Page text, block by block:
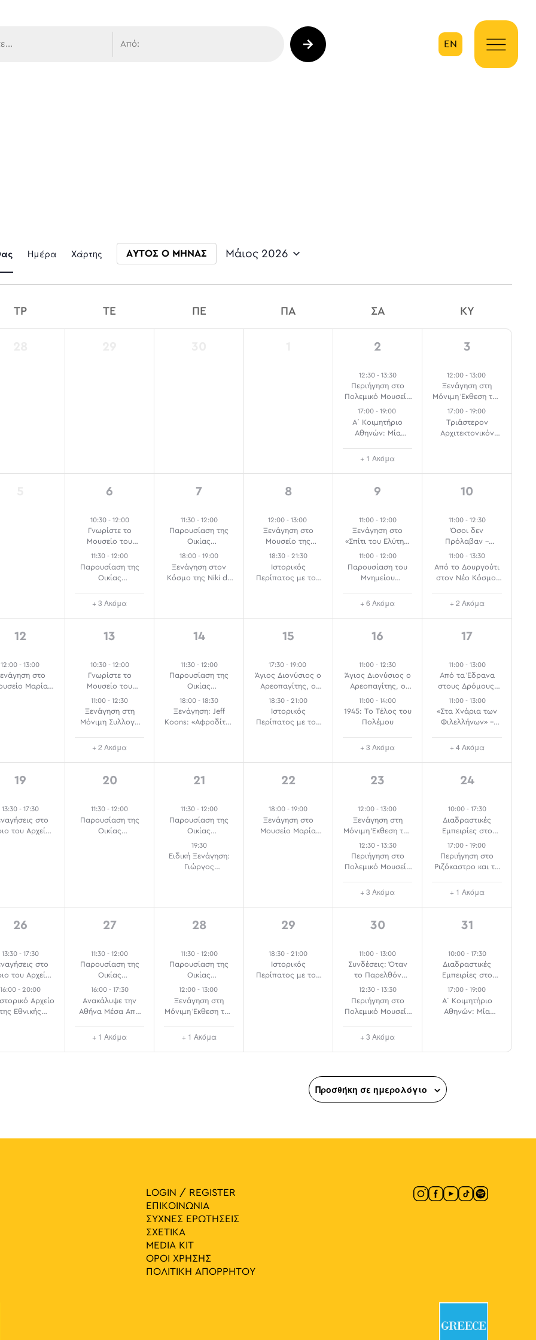
EN
Event
Views
Ημέρα Χάρτης ΑΥΤΟΣ Ο ΜΗΝΑΣ Μάιος 2026
ΤΡ ΤΕ ΠΕ ΠΑ ΣΑ ΚΥ
3
2
12:30 - 13:30
Περιήγηση στο
Πολεμικό Μουσείο
για Παιδιά
17:00-19:00
Α΄ Κοιμητήριο
Αθηνών: Μία
Γλυπτοθήκη 1
+ 1 Ακόμα
2
3
12:00-13:00
Ξενάγηση στη
Μόνιμη Έκθεση του
ΕΙΜ
17:00 - 19:00
Τριάστερον
Αρχιτεκτονικόν
Αθηνών
5
6
10:30 - 12:00
Γνωρίστε το
Μουσείο του
Εθνικού
Τυπογραφείου
(ΜΕΤ)
11:30-12:00
Παρουσίαση της
Οικίας
+ 3 Ακόμα
2
7
11:30 - 12:00
Παρουσίαση της
Οικίας
Ναπολέοντα Ζέρβα
18:00-19:00
Ξενάγηση στον
Κόσμο της Niki de
2
8
12:00-13:00
Ξενάγηση στο
Μουσείο της
Πόλεως των
Αθηνών
18:30 - 21:30
Ιστορικός
Περίπατος με τον
8
9
11:00 - 12:00
Ξενάγηση στο
«Σπίτι του Ελύτη»-
Μουσείο
11:00 - 12:00
Παρουσίαση του
Μνημείου
της Λεωφόρου
Βασιλίσσης Σοφίας
και Κατάθεση
Στεφάνων
+ 6 Ακόμα
4
10
11:00 - 12:30
Όσοι δεν
Πρόλαβαν –
Διαδρομή Μνήμης
1940-1944
11:00-13:30
Από το Δουργούτι
στον Νέο Κόσμο:
Iστορία του
+ 2 Ακόμα
1
12
12:00-13:00
στο
Μαρία
4
13
10:30 - 12:00
Γνωρίστε το
Μουσείο του
Εθνικού
Τυπογραφείου
(ΜΕΤ)
11:00-12:30
Ξενάγηση στη
Μόνιμη Συλλογή
Γλυπτοθήκης
+ 2 Ακόμα
2
14
11:30 - 12:00
Παρουσίαση της
Οικίας
Ναπολέοντα Ζέρβα
18:00-18:30
Ξενάγηση: Jeff
Koons: «Αφροδίτη»
2
15
17:30-19:00
Άγιος Διονύσιος ο
Αρεοπαγίτης, ο
Άγιος των Αθηνών:
Ξεναγήσεις στους
Ναούς του Ι
18:30-21:00
Ιστορικός
Περίπατος με τον
5
16
11:00-12:30
Άγιος Διονύσιος ο
Αρεοπαγίτης, ο
Άγιος των Αθηνών:
Ξεναγήσεις στους
Ναούς του ΙΙ
11:00-14:00
1945: Το Τέλος του
Πολέμου
+ 3 Ακόμα
6
17
11:00 - 13:00
Από τα Έδρανα
στους Δρόμους:
Τοπόσημα
Φοιτητικών
Κινητοποιήσεων
11:00 - 13:00
«Στα Χνάρια των
Φιλελλήνων» –
Διαδρομές με
Αθήνας
+ 4 Ακόμα
1
19
13:30 - 17:30
στο
του Αρχείου
1
20
11:30-12:00
Παρουσίαση της
Οικίας
2
21
11:30 - 12:00
Παρουσίαση της
Οικίας
Ναπολέοντα Ζέρβα
19:30
Ειδική Ξενάγηση:
Γιώργος
1
22
18:00-19:00
Ξενάγηση στο
Μουσείο Μαρία
5
23
12:00 - 13:00
Ξενάγηση στη
Μόνιμη Έκθεση του
ΕΙΜ
12:30 - 13:30
Περιήγηση στο
Πολεμικό Μουσείο
+ 3 Ακόμα
3
24
10:00 - 17:30
Διαδραστικές
Εμπειρίες στο
Μουσείο
Φιλελληνισμού
17:00 - 19:00
Περιήγηση στο
Ριζόκαστρο και τα
+ 1 Ακόμα
2
26
13:30 - 17:30
στο
του Αρχείου
Καβάφη
16:00 - 20:00
Αρχείο
της Εθνικής
3
27
11:30-12:00
Παρουσίαση της
Οικίας
Ναπολέοντα Ζέρβα
16:00 - 17:30
Ανακάλυψε την
Αθήνα Μέσα Από
+ 1 Ακόμα
3
28
11:30 - 12:00
Παρουσίαση της
Οικίας
Ναπολέοντα Ζέρβα
12:00-13:00
Ξενάγηση στη
Μόνιμη Έκθεση του
+ 1 Ακόμα
1
29
18:30-21:00
Ιστορικός
Περίπατος με τον
5
30
11:00-13:00
Συνδέσεις: Όταν
το Παρελθόν
Σχεδιάζει το
Μέλλον
12:30 - 13:30
Περιήγηση στο
Πολεμικό Μουσείο
+ 3 Ακόμα
2
31
10:00 - 17:30
Διαδραστικές
Εμπειρίες στο
Μουσείο
Φιλελληνισμού
17:00 - 19:00
Α΄ Κοιμητήριο
Αθηνών: Μία
Προσθήκη σε ημερολόγιο
LOGIN / REGISTER
ΕΠΙΚΟΙΝΩΝΙΑ
ΣΥΧΝΕΣ ΕΡΩΤΗΣΕΙΣ
ΣΧΕΤΙΚΑ
MEDIA ΚIT
ΟΡΟΙ ΧΡΗΣΗΣ
ΠΟΛΙΤΙΚΗ ΑΠΟΡΡΗΤΟΥ